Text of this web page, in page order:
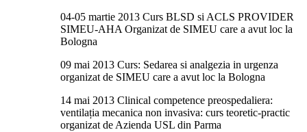
04-05 martie 2013 Curs BLSD si ACLS PROVIDER
SIMEU-AHA Organizat de SIMEU care a avut loc la
Bologna
09 mai 2013 Curs: Sedarea si analgezia in urgenza
organizat de SIMEU care a avut loc la Bologna
14 mai 2013 Clinical competence preospedaliera:
ventilația mecanica non invasiva: curs teoretic-practic
organizat de Azienda USL din Parma